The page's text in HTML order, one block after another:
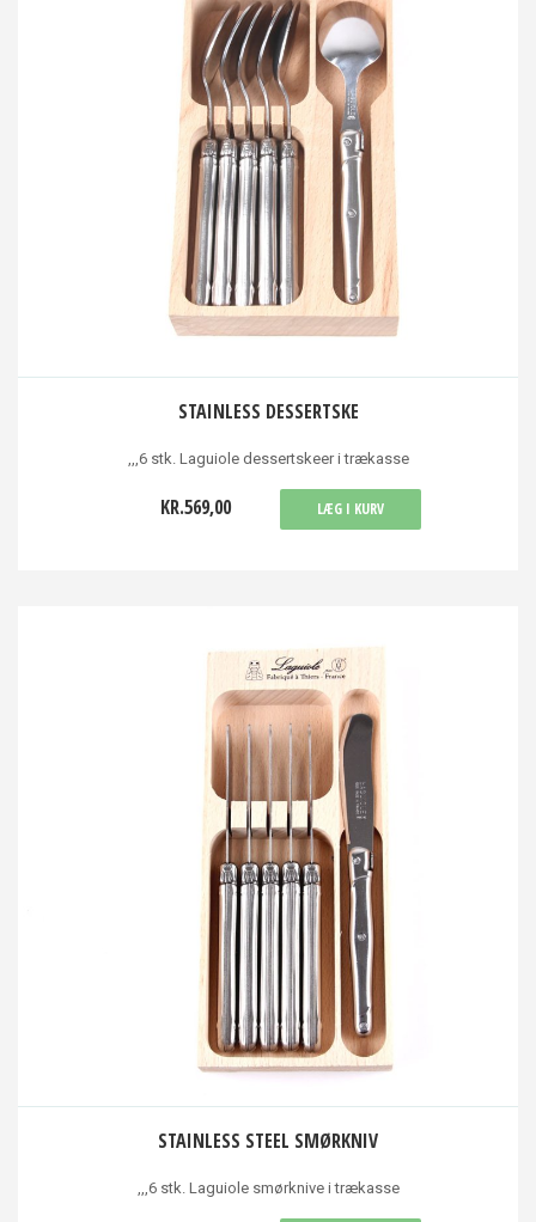
STAINLESS DESSERTSKE
,,,6 stk. Laguiole dessertskeer i trækasse
KR.569,00 LÆG I KURV
STAINLESS STEEL SMØRKNIV
,,,6 stk. Laguiole smørknive i trækasse